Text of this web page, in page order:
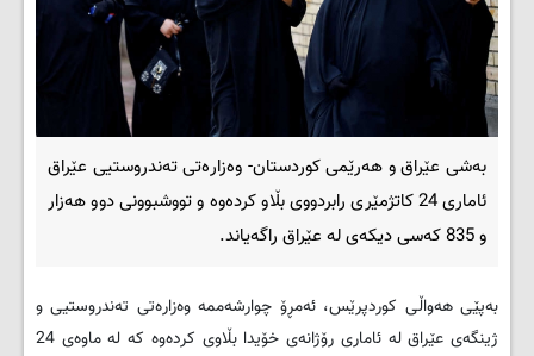
بەشی عێراق و هەرێمی کوردستان- وەزارەتی تەندروستیی عێراق
ئاماری 24 کاتژمێری رابردووی بڵاو کردەوە و تووشبوونی دوو هەزار
و 835 کەسی دیکەی لە عێراق راگەیاند.
بەپێی هەواڵی کوردپرێس، ئەمڕۆ چوارشەممە وەزارەتی تەندروستیی و
ژینگەی عێراق لە ئاماری رۆژانەی خۆیدا بڵاوی کردەوە کە لە ماوەی 24